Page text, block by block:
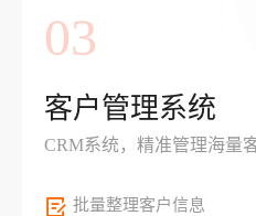
03
客户管理系统
CRM系统，精准管理海量
批量整理客户信息